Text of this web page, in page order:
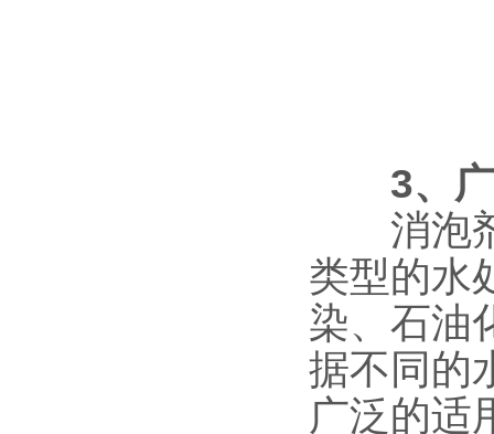
3、
消泡剂
类型的水
染、石油
据不同的
广泛的适